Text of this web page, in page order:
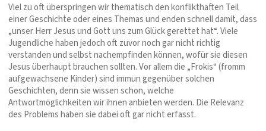
Viel zu oft überspringen wir thematisch den konflikthaften Teil
einer Geschichte oder eines Themas und enden schnell damit, dass
„unser Herr Jesus und Gott uns zum Glück gerettet hat“. Viele
Jugendliche haben jedoch oft zuvor noch gar nicht richtig
verstanden und selbst nachempfinden können, wofür sie diesen
Jesus überhaupt brauchen sollten. Vor allem die „Frokis“ (fromm
aufgewachsene Kinder) sind immun gegenüber solchen
Geschichten, denn sie wissen schon, welche
Antwortmöglichkeiten wir ihnen anbieten werden. Die Relevanz
des Problems haben sie dabei oft gar nicht erfasst.